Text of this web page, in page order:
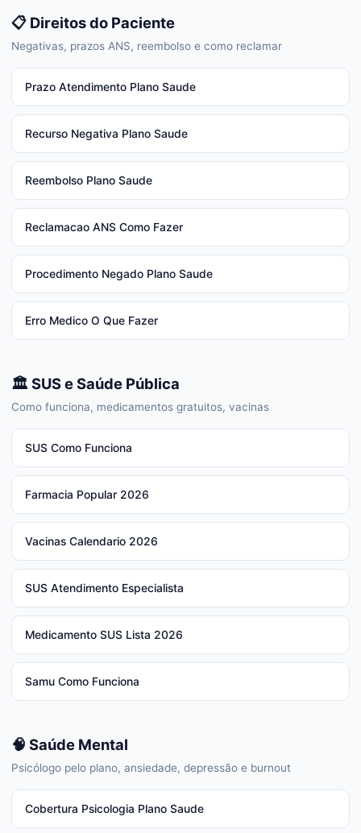
📋 Direitos do Paciente
Negativas, prazos ANS, reembolso e como reclamar
Prazo Atendimento Plano Saude
Recurso Negativa Plano Saude
Reembolso Plano Saude
Reclamacao ANS Como Fazer
Procedimento Negado Plano Saude
Erro Medico O Que Fazer
🏛️ SUS e Saúde Pública
Como funciona, medicamentos gratuitos, vacinas
SUS Como Funciona
Farmacia Popular 2026
Vacinas Calendario 2026
SUS Atendimento Especialista
Medicamento SUS Lista 2026
Samu Como Funciona
🧠 Saúde Mental
Psicólogo pelo plano, ansiedade, depressão e burnout
Cobertura Psicologia Plano Saude